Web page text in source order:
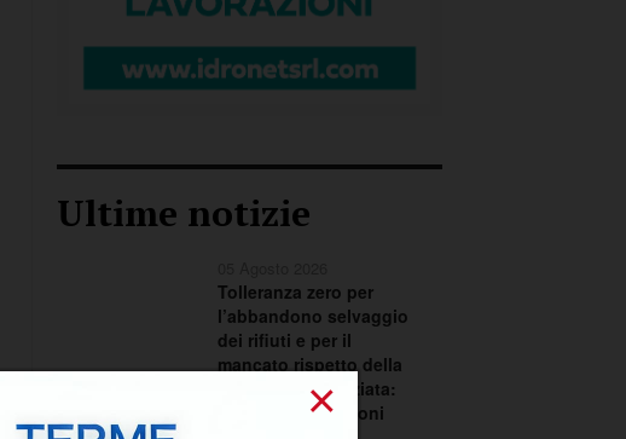
Ultime notizie
Tolleranza zero per
l’abbandono selvaggio
dei rifiuti e per il
mancato rispetto della
raccolta differenziata:
scattano le sanzioni
×